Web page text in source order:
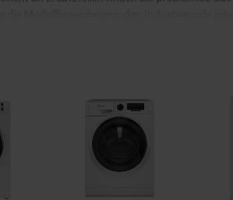
die Modellbezeichnung, den Industriecode
Garantie auf das bestellte Ersatzteil.